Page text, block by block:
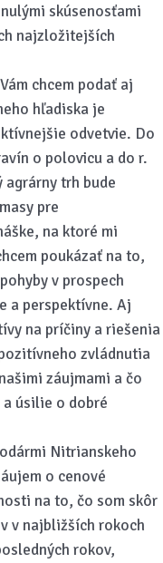
skúsenosťami
najzložitejších
chcem podať aj
hľadiska je
odvetvie. Do
o polovicu a do r.
trh bude
pre
na ktoré mi
poukázať na to,
v prospech
a perspektívne. Aj
na príčiny a riešenia
zvládnutia
záujmami a čo
úsilie o dobré
Nitrianskeho
o cenové
na to, čo som skôr
v najbližších rokoch
rokov,